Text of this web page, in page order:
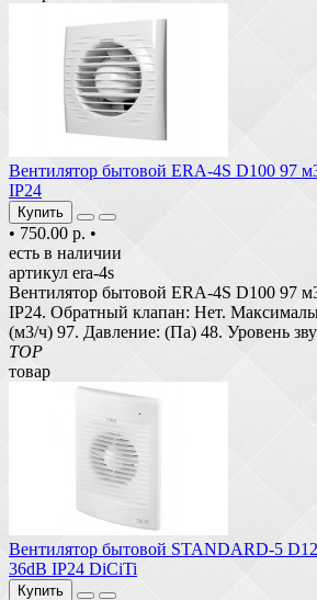
Вентилятор бытовой ERA-4S D100 97
IP24
Купить
• 750.00 р. •
есть в наличии
артикул era-4s
Вентилятор бытовой ERA-4S D100 97
IP24. Обратный клапан: Нет.
(м3/ч) 97. Давление: (Па) 48. Уровень
TOP
товар
Вентилятор бытовой STANDARD-5
36dB IP24 DiCiTi
Купить